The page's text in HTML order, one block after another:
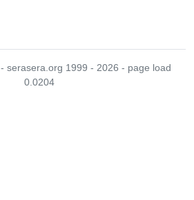
- serasera.org 1999 - 2026 - page load
0.0204